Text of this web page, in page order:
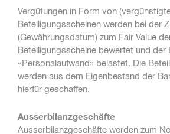
Vergütungen in Form von
Beteiligungsscheinen werden bei der
(Gewährungsdatum) zum Fair Value
Beteiligungsscheine bewertet und der
«Personalaufwand» belastet. Die
werden aus dem Eigenbestand der
hierfür geschaffen.
Ausserbilanzgeschäfte
Ausserbilanzgeschäfte werden zum